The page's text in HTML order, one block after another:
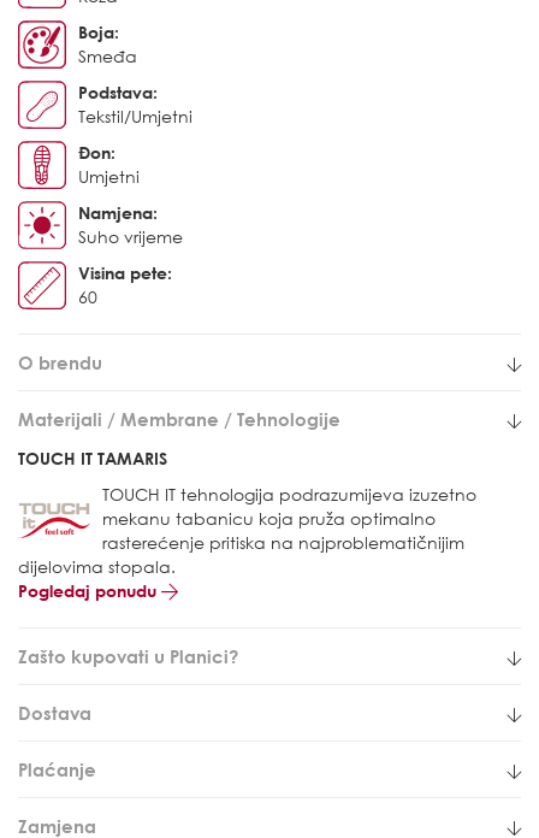
Boja:
Smeđa
Podstava:
Tekstil/Umjetni
Đon:
Umjetni
Namjena:
Suho vrijeme
Visina pete:
60
O brendu
Materijali / Membrane / Tehnologije
TOUCH IT TAMARIS
TOUCH IT tehnologija podrazumijeva izuzetno
mekanu tabanicu koja pruža optimalno
rasterećenje pritiska na najproblematičnijim
dijelovima stopala.
Pogledaj ponudu
Zašto kupovati u Planici?
Dostava
Plaćanje
Zamjena